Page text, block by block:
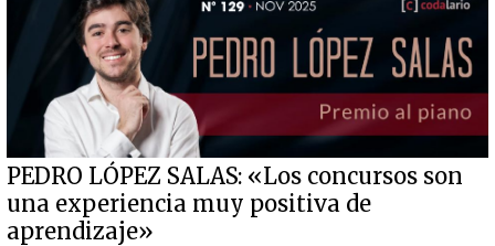
PEDRO LÓPEZ SALAS: «Los concursos son
una experiencia muy positiva de
aprendizaje»